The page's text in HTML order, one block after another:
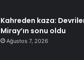
Kahreden kaza:
Miray’ın sonu oldu
Ağustos 7, 2026